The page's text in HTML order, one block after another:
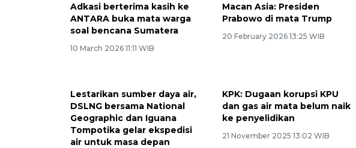
Adkasi berterima kasih ke
ANTARA buka mata warga
soal bencana Sumatera
10 March 2026 11:11 WIB
Macan Asia: Presiden
Prabowo di mata Trump
20 February 2026 13:25 WIB
Lestarikan sumber daya air,
DSLNG bersama National
Geographic dan Iguana
Tompotika gelar ekspedisi
air untuk masa depan
KPK: Dugaan korupsi KPU
dan gas air mata belum naik
ke penyelidikan
21 November 2025 13:02 WIB